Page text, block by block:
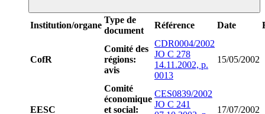
Institution/organe
Type de
document
Référence Date
CofR
Comité des
régions:
avis
CDR0004/2002
JO C 278
14.11.2002, p.
0013
15/05/2002
EESC
Comité
économique
et social:
CES0839/2002
JO C 241
17/07/2002